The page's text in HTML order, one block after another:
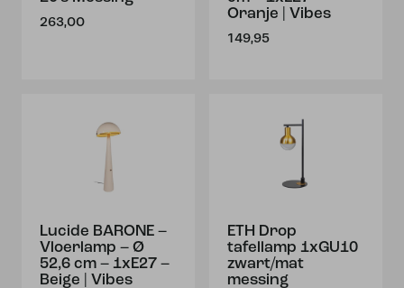
263,00
Oranje | Vibes
149,95
Lucide BARONE –
Vloerlamp – Ø
52,6 cm – 1xE27 –
Beige | Vibes
ETH Drop
tafellamp 1xGU10
zwart/mat
messing